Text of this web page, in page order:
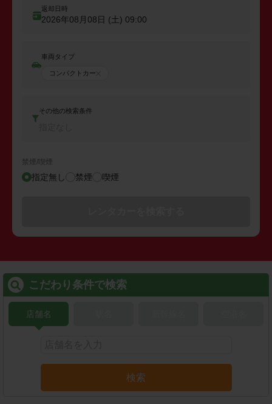
返却日時
2026年08月08日 (土) 09:00
車両タイプ
コンパクトカー
その他の検索条件
禁煙/喫煙
指定無し 禁煙 喫煙
こだわり条件で検索
店舗名
検索